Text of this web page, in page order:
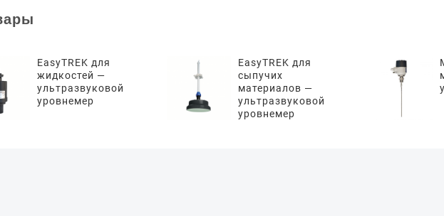
EasyTREK для
жидкостей —
ультразвуковой
уровнемер
EasyTREK для
сыпучих
материалов —
ультразвуковой
уровнемер